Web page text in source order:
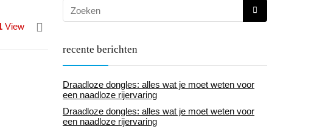
View
recente berichten
Draadloze dongles: alles wat je moet weten voor
een naadloze rijervaring
Draadloze dongles: alles wat je moet weten voor
een naadloze rijervaring